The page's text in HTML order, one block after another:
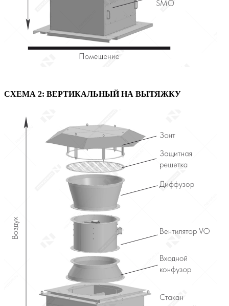
СХЕМА 2: ВЕРТИКАЛЬНЫЙ НА ВЫТЯЖКУ